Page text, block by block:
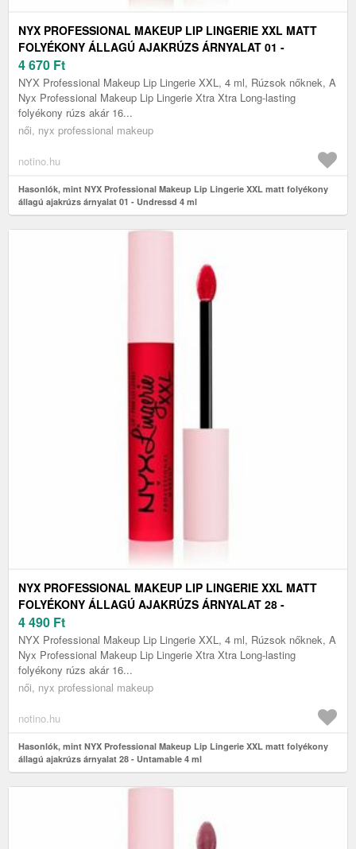
NYX PROFESSIONAL MAKEUP LIP LINGERIE XXL MATT
FOLYÉKONY ÁLLAGÚ AJAKRÚZS ÁRNYALAT 01 -
UNDRESSD 4 ML
4 670 Ft
NYX Professional Makeup Lip Lingerie XXL, 4 ml, Rúzsok nőknek, A
Nyx Professional Makeup Lip Lingerie Xtra Xtra Long-lasting
folyékony rúzs akár 16...
női, nyx professional makeup
notino.hu
Hasonlók, mint NYX Professional Makeup Lip Lingerie XXL matt folyékony
állagú ajakrúzs árnyalat 01 - Undressd 4 ml
NYX PROFESSIONAL MAKEUP LIP LINGERIE XXL MATT
FOLYÉKONY ÁLLAGÚ AJAKRÚZS ÁRNYALAT 28 -
UNTAMABLE 4 ML
4 490 Ft
NYX Professional Makeup Lip Lingerie XXL, 4 ml, Rúzsok nőknek, A
Nyx Professional Makeup Lip Lingerie Xtra Xtra Long-lasting
folyékony rúzs akár 16...
női, nyx professional makeup
notino.hu
Hasonlók, mint NYX Professional Makeup Lip Lingerie XXL matt folyékony
állagú ajakrúzs árnyalat 28 - Untamable 4 ml